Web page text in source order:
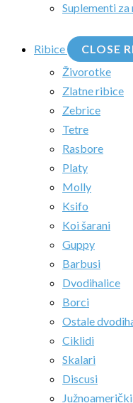
Suplementi za
Ribice CLOSE
Živorotke
Zlatne ribice
Zebrice
Tetre
Rasbore
Platy
Molly
Ksifo
Koi šarani
Guppy
Barbusi
Dvodihalice
Borci
Ostale
Ciklidi
Skalari
Discusi